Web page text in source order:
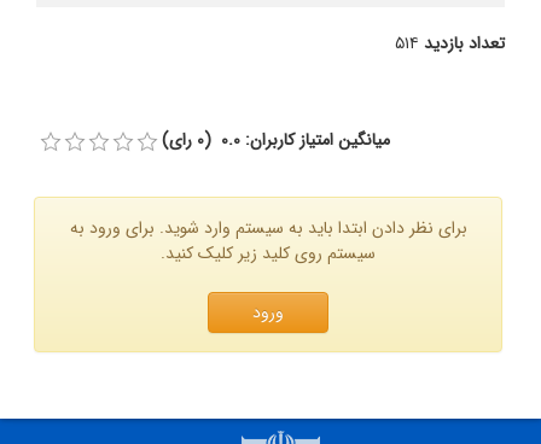
تعداد بازدید ۵۱۴
میانگین امتیاز کاربران: 0.0 (0 رای)
برای نظر دادن ابتدا باید به سیستم وارد شوید. برای ورود به
سیستم روی کلید زیر کلیک کنید.
ورود